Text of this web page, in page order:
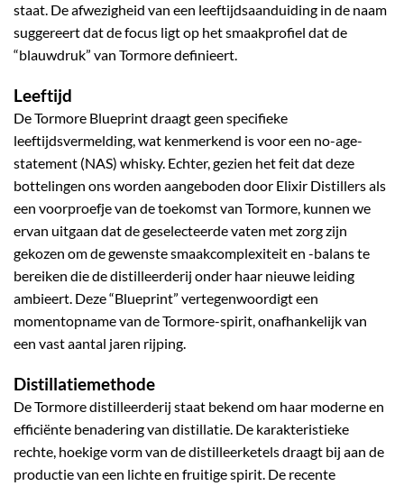
staat. De afwezigheid van een leeftijdsaanduiding in de naam
suggereert dat de focus ligt op het smaakprofiel dat de
“blauwdruk” van Tormore definieert.
Leeftijd
De Tormore Blueprint draagt geen specifieke
leeftijdsvermelding, wat kenmerkend is voor een no-age-
statement (NAS) whisky. Echter, gezien het feit dat deze
bottelingen ons worden aangeboden door Elixir Distillers als
een voorproefje van de toekomst van Tormore, kunnen we
ervan uitgaan dat de geselecteerde vaten met zorg zijn
gekozen om de gewenste smaakcomplexiteit en -balans te
bereiken die de distilleerderij onder haar nieuwe leiding
ambieert. Deze “Blueprint” vertegenwoordigt een
momentopname van de Tormore-spirit, onafhankelijk van
een vast aantal jaren rijping.
Distillatiemethode
De Tormore distilleerderij staat bekend om haar moderne en
efficiënte benadering van distillatie. De karakteristieke
rechte, hoekige vorm van de distilleerketels draagt bij aan de
productie van een lichte en fruitige spirit. De recente